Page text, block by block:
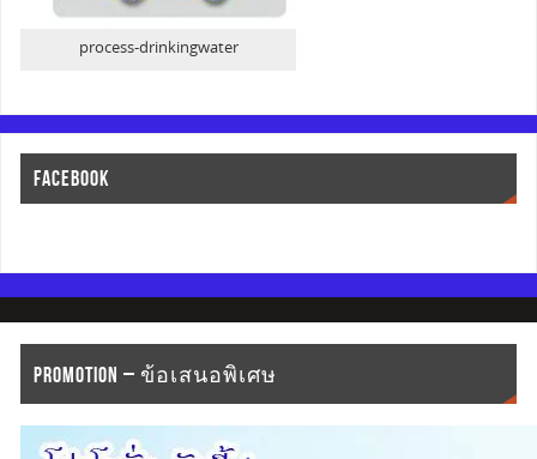
process-drinkingwater
FACEBOOK
PROMOTION – ข้อเสนอพิเศษ